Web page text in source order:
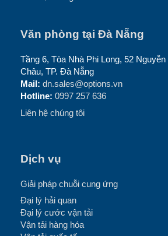
Văn phòng tại Đà Nẵng
Tầng 6, Tòa Nhà Phi Long, 52
Châu, TP. Đà Nẵng
Mail: dn.sales@options.vn
Hotline: 0997 257 636
Liên hệ chúng tôi
Dịch vụ
Giải pháp chuỗi cung ứng
Đại lý hải quan
Đại lý cước vận tải
Vận tải hàng hóa